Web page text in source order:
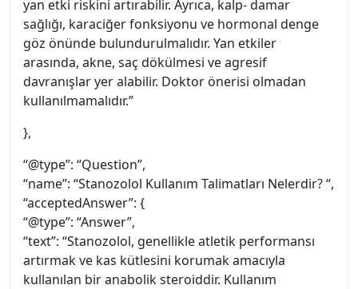
yan etki riskini artırabilir. Ayrıca, kalp- damar
sağlığı, karaciğer fonksiyonu ve hormonal denge
göz önünde bulundurulmalıdır. Yan etkiler
arasında, akne, saç dökülmesi ve agresif
davranışlar yer alabilir. Doktor önerisi olmadan
kullanılmamalıdır.”
},
“@type”: “Question”,
“name”: “Stanozolol Kullanım Talimatları Nelerdir? “,
“acceptedAnswer”: {
“@type”: “Answer”,
“text”: “Stanozolol, genellikle atletik performansı
artırmak ve kas kütlesini korumak amacıyla
kullanılan bir anabolik steroiddir. Kullanım